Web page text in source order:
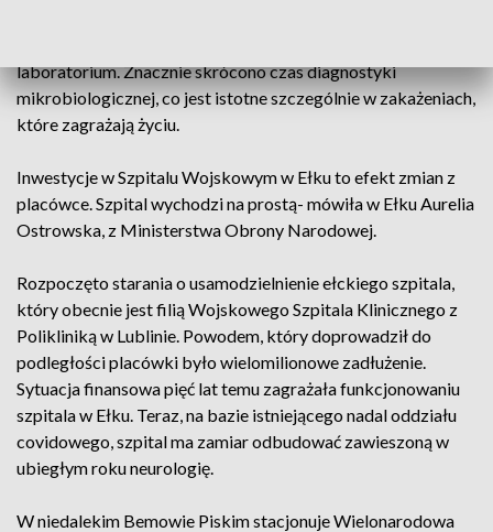
laboratorium. Znacznie skrócono czas diagnostyki
mikrobiologicznej, co jest istotne szczególnie w zakażeniach,
które zagrażają życiu.
Inwestycje w Szpitalu Wojskowym w Ełku to efekt zmian z
placówce. Szpital wychodzi na prostą- mówiła w Ełku Aurelia
Ostrowska, z Ministerstwa Obrony Narodowej.
Rozpoczęto starania o usamodzielnienie ełckiego szpitala,
który obecnie jest filią Wojskowego Szpitala Klinicznego z
Polikliniką w Lublinie. Powodem, który doprowadził do
podległości placówki było wielomilionowe zadłużenie.
Sytuacja finansowa pięć lat temu zagrażała funkcjonowaniu
szpitala w Ełku. Teraz, na bazie istniejącego nadal oddziału
covidowego, szpital ma zamiar odbudować zawieszoną w
ubiegłym roku neurologię.
W niedalekim Bemowie Piskim stacjonuje Wielonarodowa